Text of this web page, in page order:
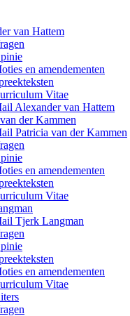
van Hattem
en amendementen
Vitae
Alexander van Hattem
der Kammen
Patricia van der Kammen
en amendementen
Vitae
Tjerk Langman
en amendementen
Vitae